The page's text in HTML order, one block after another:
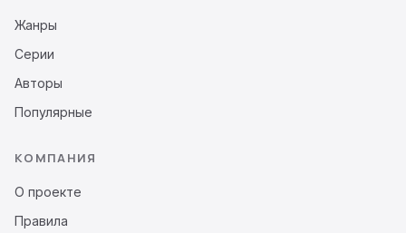
Жанры
Серии
Авторы
Популярные
КОМПАНИЯ
О проекте
Правила